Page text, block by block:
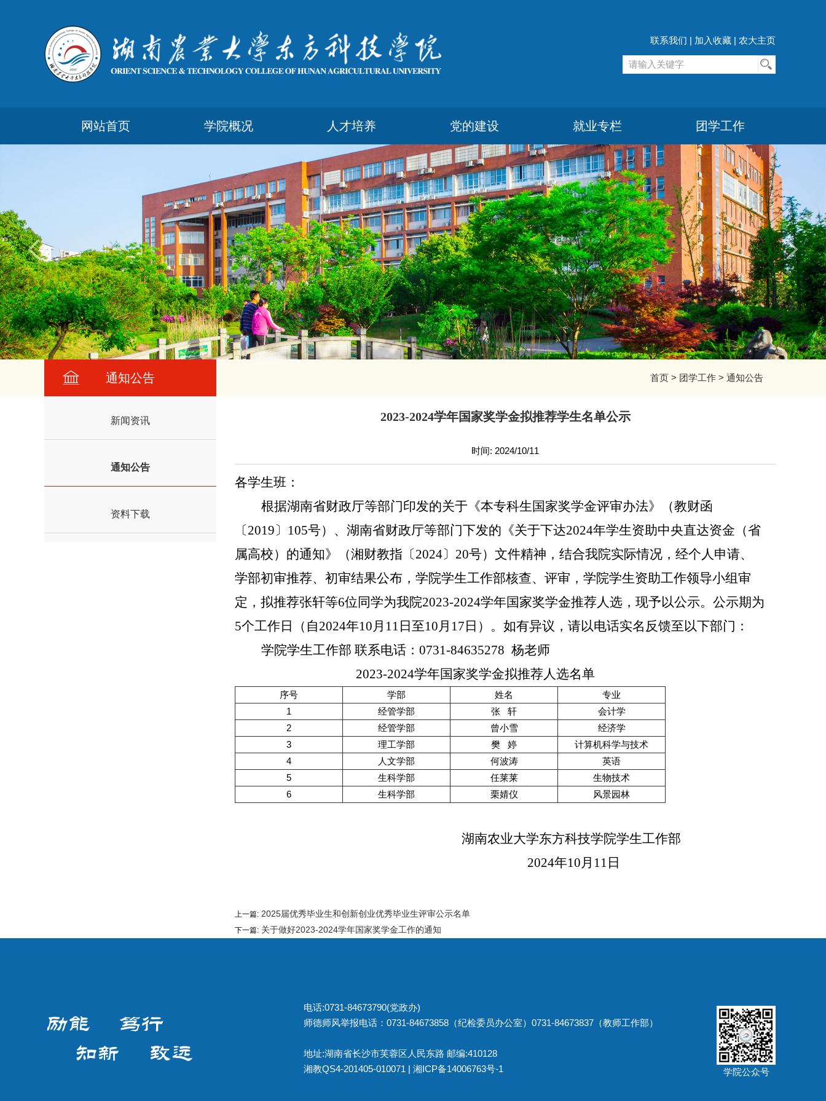
联系我们 | 加入收藏 | 农大主页
网站首页 学院概况 人才培养 党的建设 就业专栏 团学工作
通知公告 首页 > 团学工作 > 通知公告
新闻资讯
通知公告
资料下载
2023-2024学年国家奖学金拟推荐学生名单公示
时间: 2024/10/11
各学生班：
根据湖南省财政厅等部门印发的关于 《本专科生国家奖学金评审办法》（教财函
〔2019〕105号）、湖南省财政厅等部门下发的《关于下达2024年学生资助中央直达资金（省
属高校）的通知》（湘财教指〔2024〕20号）文件精神，结合我院实际情况，经个人申请、
学部初审推荐、初审结果公布，学院学生工作部核查、评审，学院学生资助工作领导小组审
定，拟推荐张轩等6位同学为我院2023-2024学年国家奖学金推荐人选，现予以公示。公示期为
5个工作日（自2024年10月11日至10月17日）。如有异议，请以电话实名反馈至以下部门：
学院学生工作部 联系电话：0731-84635278 杨老师
2023-2024学年国家奖学金拟推荐人选名单
序号 学部 姓名
专业
1
经管学部 张 轩
会计学
2
经管学部 曾小雪
经济学
3
理工学部 樊 婷
计算机科学与技术
4
人文学部 何波涛
英语
5
生科学部 任莱莱
生物技术
6
生科学部 栗婧仪 风景园林
湖南农业大学东方科技学院学生工作部
2024年10月11日
上一篇: 2025届优秀毕业生和创新创业优秀毕业生评审公示名单
下一篇: 关于做好2023-2024学年国家奖学金工作的通知
电话:0731-84673790(党政办)
师德师风举报电话：0731-84673858（纪检委员办公室）0731-84673837（教师工作部）
地址:湖南省长沙市芙蓉区人民东路 邮编:410128
湘教QS4-201405-010071 | 湘ICP备14006763号-1 学院公众号